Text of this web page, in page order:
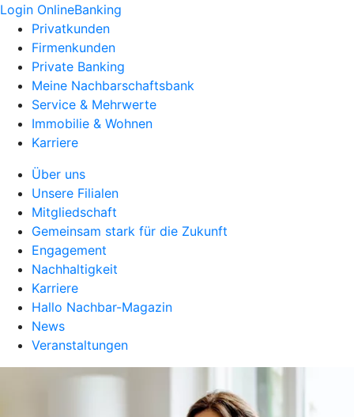
Login OnlineBanking
Privatkunden
Firmenkunden
Private Banking
Meine Nachbarschaftsbank
Service & Mehrwerte
Immobilie & Wohnen
Karriere
Über uns
Unsere Filialen
Mitgliedschaft
Gemeinsam stark für die Zukunft
Engagement
Nachhaltigkeit
Karriere
Hallo Nachbar-Magazin
News
Veranstaltungen